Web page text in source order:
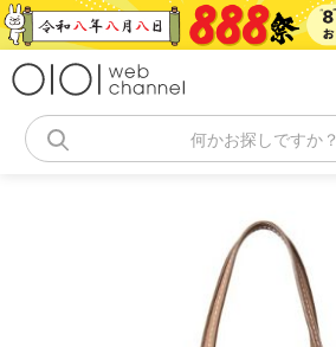
コ
ン
何かお探しですか？